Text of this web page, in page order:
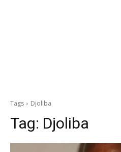
Tags Djoliba
Tag: Djoliba